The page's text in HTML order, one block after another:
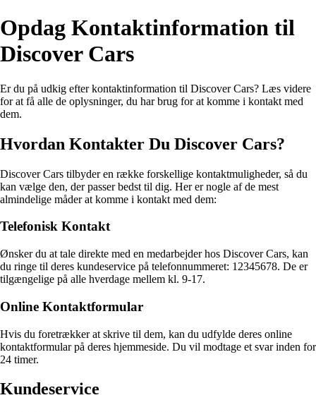
Opdag Kontaktinformation til
Discover Cars
Er du på udkig efter kontaktinformation til Discover Cars? Læs videre
for at få alle de oplysninger, du har brug for at komme i kontakt med
dem.
Hvordan Kontakter Du Discover Cars?
Discover Cars tilbyder en række forskellige kontaktmuligheder, så du
kan vælge den, der passer bedst til dig. Her er nogle af de mest
almindelige måder at komme i kontakt med dem:
Telefonisk Kontakt
Ønsker du at tale direkte med en medarbejder hos Discover Cars, kan
du ringe til deres kundeservice på telefonnummeret: 12345678. De er
tilgængelige på alle hverdage mellem kl. 9-17.
Online Kontaktformular
Hvis du foretrækker at skrive til dem, kan du udfylde deres online
kontaktformular på deres hjemmeside. Du vil modtage et svar inden for
24 timer.
Kundeservice